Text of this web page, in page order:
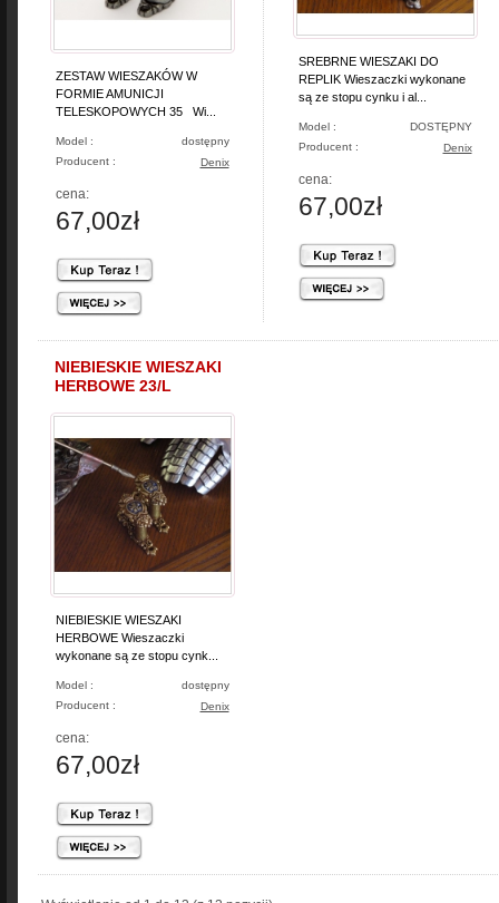
ZESTAW WIESZAKÓW W
FORMIE AMUNICJI
TELESKOPOWYCH 35 Wi...
Model :
dostępny
Producent :
Denix
cena:
67,00zł
SREBRNE WIESZAKI DO
REPLIK Wieszaczki wykonane
są ze stopu cynku i al...
Model :
DOSTĘPNY
Producent :
Denix
cena:
67,00zł
NIEBIESKIE WIESZAKI
HERBOWE 23/L
NIEBIESKIE WIESZAKI
HERBOWE Wieszaczki
wykonane są ze stopu cynk...
Model :
dostępny
Producent :
Denix
cena:
67,00zł